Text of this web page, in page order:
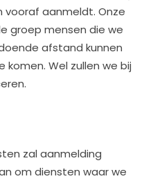
vooraf aanmeldt. Onze
groep mensen die we
afstand kunnen
Wel zullen we bij
zal aanmelding
om diensten waar we